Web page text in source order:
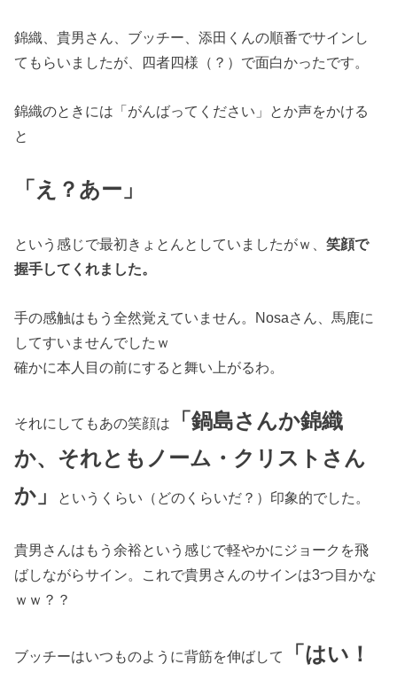
錦織、貴男さん、ブッチー、添田くんの順番でサインし
てもらいましたが、四者四様（？）で面白かったです。
錦織のときには「がんばってください」とか声をかける
と
「え？あー」
という感じで最初きょとんとしていましたがｗ、笑顔で
握手してくれました。
手の感触はもう全然覚えていません。Nosaさん、馬鹿に
してすいませんでしたｗ
確かに本人目の前にすると舞い上がるわ。
それにしてもあの笑顔は
「鍋島さんか錦織
か、それともノーム・クリストさん
か」
というくらい（どのくらいだ？）印象的でした。
貴男さんはもう余裕という感じで軽やかにジョークを飛
ばしながらサイン。これで貴男さんのサインは3つ目かな
ｗｗ？？
ブッチーはいつものように背筋を伸ばして
「はい！